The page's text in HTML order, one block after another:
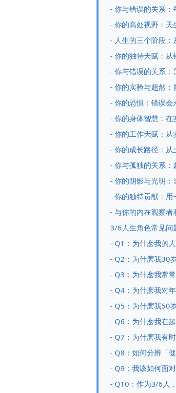
- 你与错误的关系
- 你的高处视野：
- 人生的三个阶段
- 你的独特天赋：
- 你与错误的关系：
- 你的实验与超然：
- 你的恐惧：错误会
- 你的身体智慧：在
- 你的工作天赋：从
- 你的成长路径：从
- 你与孤独的关系
- 你的阴影与光明
- 你的独特贡献：用
- 与你的内在观察者
3/6人生角色常见问
- Q1：为什麽我的
- Q2：为什麽我30
- Q3：为什麽我常
- Q4：为什麽我对
- Q5：为什麽我50
- Q6：为什麽我在
- Q7：为什麽我有
- Q8：如何分辨「
- Q9：我该如何面
- Q10：作为3/6人